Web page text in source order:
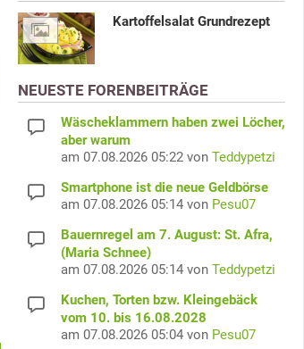
Kartoffelsalat Grundrezept
NEUESTE FORENBEITRÄGE
Wäscheklammern haben zwei Löcher,
aber warum
am 07.08.2026 05:22 von Teddypetzi
Smartphone ist die neue Geldbörse
am 07.08.2026 05:14 von Pesu07
Bauernregel am 7. August: St. Afra,
(Maria Schnee)
am 07.08.2026 05:14 von Teddypetzi
Kuchen, Torten bzw. Kleingebäck
vom 10. bis 16.08.2028
am 07.08.2026 05:04 von Pesu07